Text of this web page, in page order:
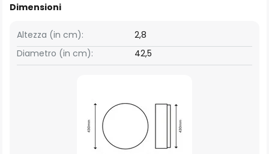
Dimensioni
Altezza (in cm):
2,8
Diametro (in cm):
42,5